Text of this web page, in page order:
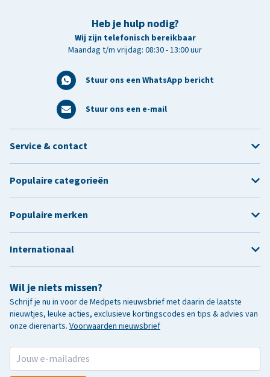
Heb je hulp nodig?
Wij zijn telefonisch bereikbaar
Maandag t/m vrijdag: 08:30 - 13:00 uur
Stuur ons een WhatsApp bericht
Stuur ons een e-mail
Wil je niets missen?
Schrijf je nu in voor de Medpets nieuwsbrief met daarin de laatste
nieuwtjes, leuke acties, exclusieve kortingscodes en tips & advies van
onze dierenarts. Voorwaarden nieuwsbrief
Service & contact
Populaire categorieën
Populaire merken
Internationaal